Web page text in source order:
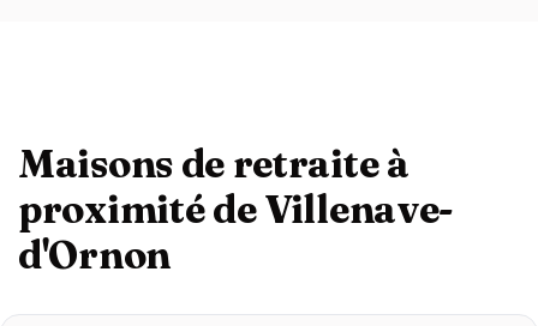
Maisons de retraite à
proximité de Villenave-
d'Ornon